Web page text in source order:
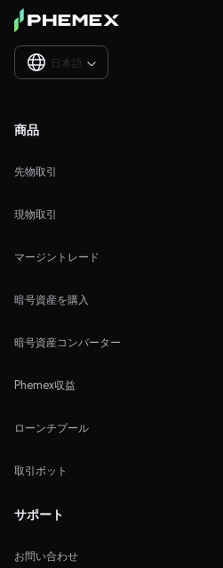
日本語 
商品
先物取引
現物取引
マージントレード
暗号資産を購入
暗号資産コンバーター
Phemex収益
ローンチプール
取引ボット
サポート
お問い合わせ